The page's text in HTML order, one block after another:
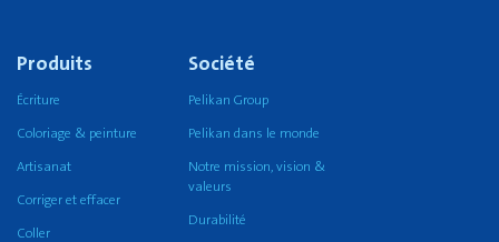
Produits
Écriture
Coloriage & peinture
Artisanat
Corriger et effacer
Coller
Société
Pelikan Group
Pelikan dans le monde
Notre mission, vision &
valeurs
Durabilité